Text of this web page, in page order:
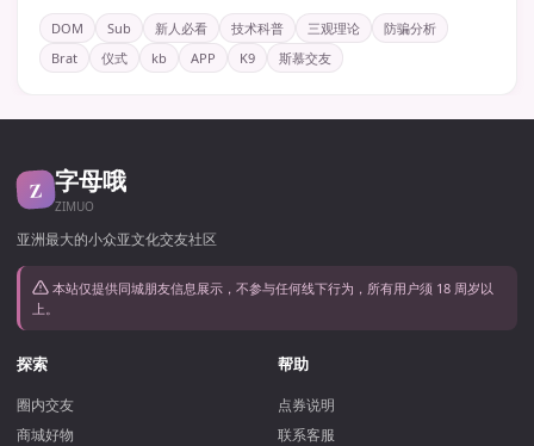
DOM Sub 新人必看 技术科普 三观理论
防骗分析
Brat
仪式 kb APP K9 斯慕交友
Z 字母哦
ZIMUO
亚洲最大的小众亚文化交友社区
本站仅提供同城朋友信息展示，不参与任何线下行为，所有用户须 18 周岁以
上。
探索
圈内交友
商城好物
帮助
点券说明
联系客服